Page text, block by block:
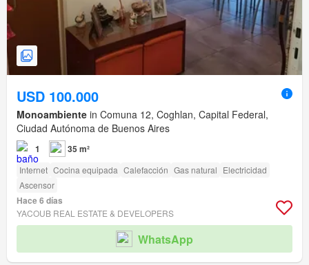
USD 100.000
Monoambiente in Comuna 12, Coghlan, Capital Federal,
Ciudad Autónoma de Buenos Aires
1 35 m²
Internet Cocina equipada Calefacción Gas natural Electricidad
Ascensor
Hace 6 días
YACOUB REAL ESTATE & DEVELOPERS
WhatsApp